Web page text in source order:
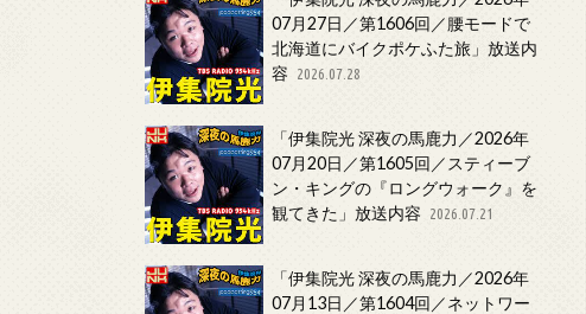
07月27日／第1606回／腰モードで
北海道にバイクポケふた旅」放送内
容
2026.07.28
「伊集院光 深夜の馬鹿力／2026年
07月20日／第1605回／スティーブ
ン・キングの『ロングウォーク』を
観てきた」放送内容
2026.07.21
「伊集院光 深夜の馬鹿力／2026年
07月13日／第1604回／ネットワー